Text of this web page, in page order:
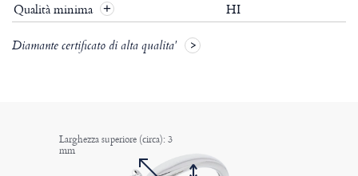
Qualità minima + HI
Diamante certificato di alta qualita'
Larghezza superiore (circa): 3
mm